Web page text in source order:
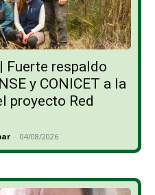
Fuerte respaldo
y CONICET a la
proyecto Red
- 04/08/2026